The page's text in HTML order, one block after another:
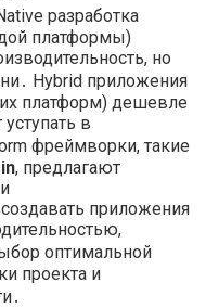
разработка
платформы)
но
Hybrid приложения
платформ) дешевле
в
фреймворки, такие
, предлагают
приложения
оптимальной
проекта и